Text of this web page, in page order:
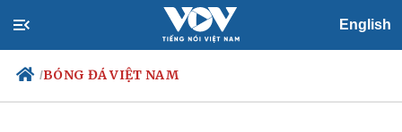
English
/BÓNG ĐÁ VIỆT NAM